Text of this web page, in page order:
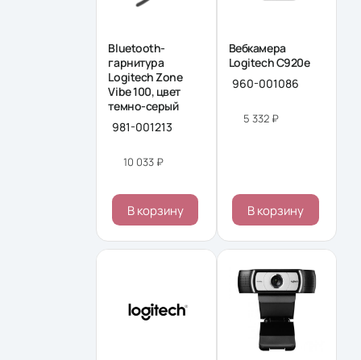
Bluetooth-
гарнитура
Logitech Zone
Vibe 100, цвет
темно-серый
981-001213
10 033 ₽
В корзину
Вебкамера
Logitech C920e
960-001086
5 332 ₽
В корзину